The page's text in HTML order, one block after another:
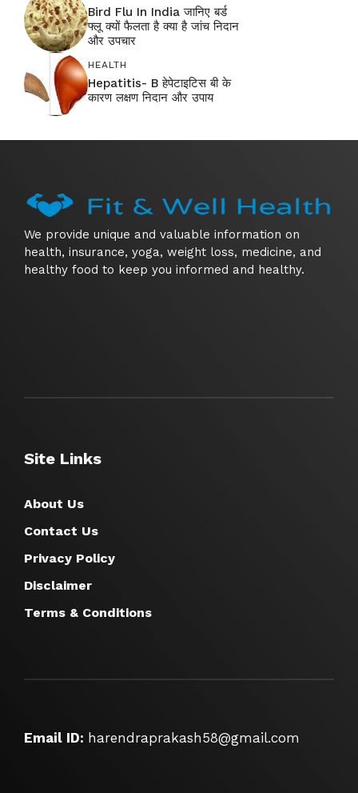
Bird Flu In India जानिए बर्ड
फ्लू क्यों फैलता है क्या है जांच निदान
और उपचार
HEALTH
Hepatitis- B हेपेटाइटिस बी के
कारण लक्षण निदान और उपाय
We provide unique and valuable information on
health, insurance, yoga, weight loss, medicine, and
healthy food to keep you informed and healthy.
Site Links
About Us
Contact Us
Privacy Policy
Disclaimer
Terms & Conditions
Email ID: harendraprakash58@gmail.com